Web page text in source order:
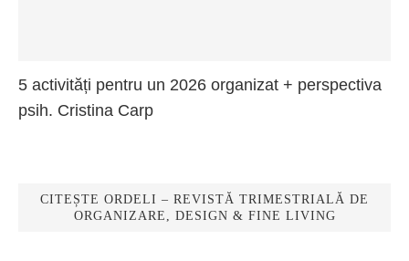
5 activități pentru un 2026 organizat + perspectiva
psih. Cristina Carp
CITEȘTE ORDELI – REVISTĂ TRIMESTRIALĂ DE
ORGANIZARE, DESIGN & FINE LIVING